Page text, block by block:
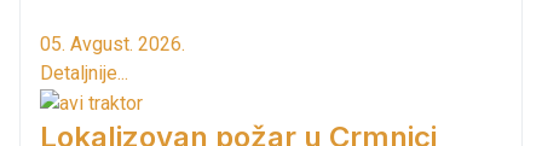
05. Avgust. 2026.
Detaljnije...
Lokalizovan požar u Crmnici